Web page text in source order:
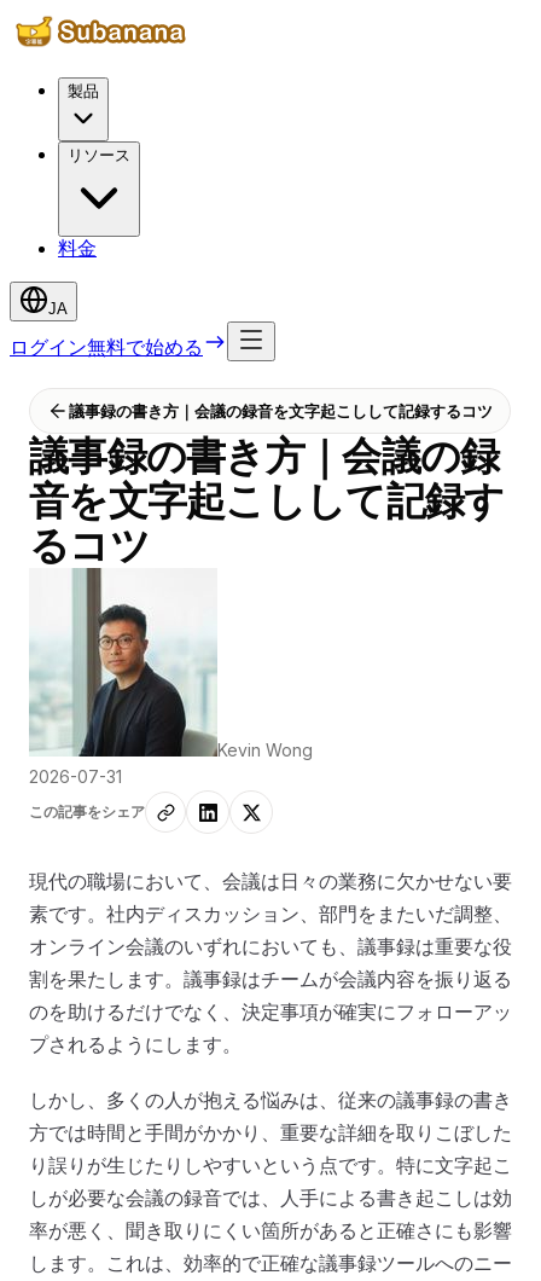
製品
リソース
料金
JA
ログイン無料で始める
議事録の書き方｜会議の録音を文字起こしして記録するコツ
議事録の書き方｜会議の録
音を文字起こしして記録す
るコツ
Kevin Wong
2026-07-31
この記事をシェア
現代の職場において、会議は日々の業務に欠かせない要
素です。社内ディスカッション、部門をまたいだ調整、
オンライン会議のいずれにおいても、議事録は重要な役
割を果たします。議事録はチームが会議内容を振り返る
のを助けるだけでなく、決定事項が確実にフォローアッ
プされるようにします。
しかし、多くの人が抱える悩みは、従来の議事録の書き
方では時間と手間がかかり、重要な詳細を取りこぼした
り誤りが生じたりしやすいという点です。特に文字起こ
しが必要な会議の録音では、人手による書き起こしは効
率が悪く、聞き取りにくい箇所があると正確さにも影響
します。これは、効率的で正確な議事録ツールへのニー